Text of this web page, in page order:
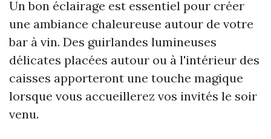
Un bon éclairage est essentiel pour créer
une ambiance chaleureuse autour de votre
bar à vin. Des guirlandes lumineuses
délicates placées autour ou à l'intérieur des
caisses apporteront une touche magique
lorsque vous accueillerez vos invités le soir
venu.